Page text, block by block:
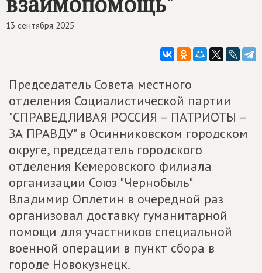
13 сентября 2025
Председатель Совета местного
отделения Социалистической партии
"СПРАВЕДЛИВАЯ РОССИЯ – ПАТРИОТЫ –
ЗА ПРАВДУ" в Осинниковском городском
округе, председатель городского
отделения Кемеровского филиала
организации Союз "Чернобыль"
Владимир Оплетин в очередной раз
организовал доставку гуманитарной
помощи для участников специальной
военной операции в пункт сбора в
городе Новокузнецк.